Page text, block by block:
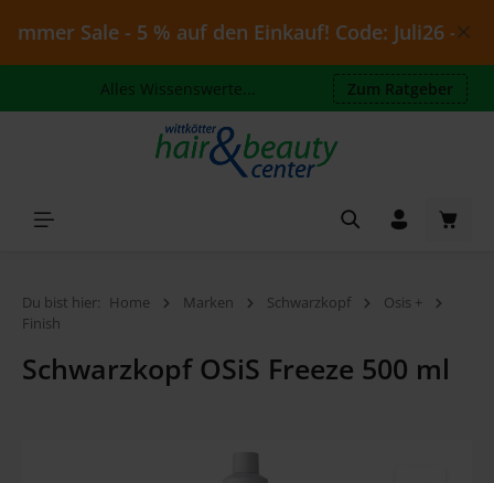
Zum Hauptinhalt springen
Sale - 5 % auf den Einkauf! Code: Juli26 -
Alles Wissenswerte... Zum Ratgeber
Du bist hier: Home Marken Schwarzkopf
Osis +
Finish
Schwarzkopf OSiS Freeze 500 ml